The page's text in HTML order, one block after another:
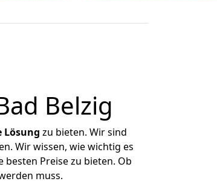
Belzig
Lösung zu bieten. Wir sind
Wir wissen, wie wichtig es
Preise zu bieten. Ob
muss.